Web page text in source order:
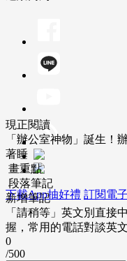
下載App抽好禮 訂閱電
現正閱讀
「辦公室神物」誕生！
著睡
畫重點
段落筆記
新增筆記
「請稍等」英文別直接
握，常用的電話對談英文
0
/500